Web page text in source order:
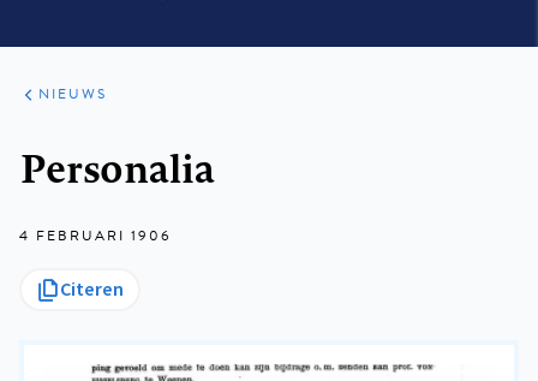
ARTIKELEN
HET
KORT
NIEUWS
Personalia
4 FEBRUARI 1906
Citeren